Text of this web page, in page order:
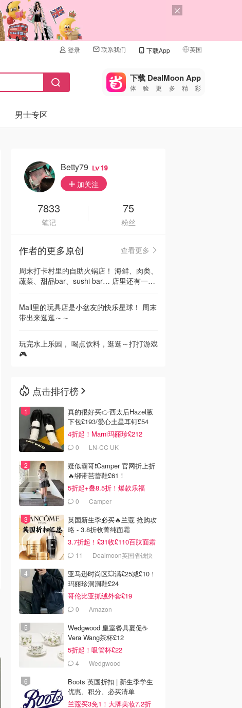
登录 联系我们 下载App 英国
🇺🇸
🇨🇳 中国
🇦🇺
🇳🇿新西兰
下载 DealMoon App
体验更多精彩
男士专区
Betty79 19
加关注
7833
笔记
75
粉丝
作者的更多原创
查看更多
周末打卡村里的自助火锅店！ 海鲜、肉类、
蔬菜、甜品bar、sushi bar… 店里还有一个
Mall里的玩具店是小盆友的快乐星球！ 周末
带出来逛逛～～
玩完水上乐园， 喝点饮料，逛逛～打打游戏
🎮
点击排行榜
真的很好买👉西太后Hazel腋
下包£193/爱心土星耳钉£54
4折起！Marni玛丽珍£212
0 LN-CC UK
疑似霸哥❗️Camper 官网折上折
🔥绑带芭蕾鞋£61！
5折起+叠8.5折！爆款乐福
£68！
0 Camper
英国新生季必买🔥兰蔻 抢购攻
略 - 3.8折收菁纯面霜
3.7折起！£31收£110百肽面霜
套装
11
Dealmoon英国省钱快
亚马逊时尚区💥满£25减£10！
玛丽珍洞洞鞋£24
哥伦比亚抓绒外套£19
0 Amazon
Wedgwood 皇室餐具夏促☕️
Vera Wang茶杯£12
5折起！吸管杯£22
4 Wedgwood
Boots 英国折扣 | 新生季学生
优惠、积分、必买清单
兰蔻买3免1！大牌美妆7.2折